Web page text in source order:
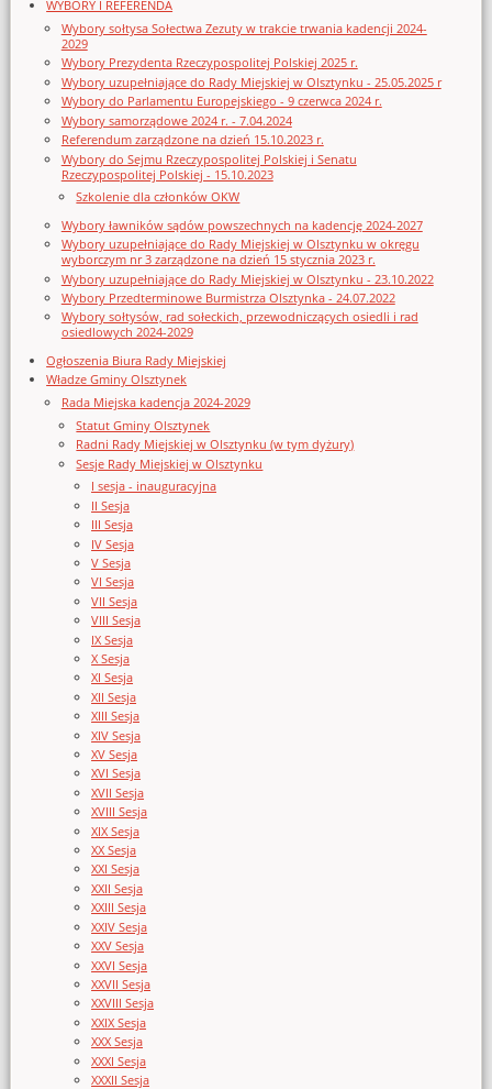
WYBORY I REFERENDA
Wybory sołtysa Sołectwa Zezuty w trakcie trwania kadencji 2024-
2029
Wybory Prezydenta Rzeczypospolitej Polskiej 2025 r.
Wybory uzupełniające do Rady Miejskiej w Olsztynku - 25.05.2025 r
Wybory do Parlamentu Europejskiego - 9 czerwca 2024 r.
Wybory samorządowe 2024 r. - 7.04.2024
Referendum zarządzone na dzień 15.10.2023 r.
Wybory do Sejmu Rzeczypospolitej Polskiej i Senatu
Rzeczypospolitej Polskiej - 15.10.2023
Szkolenie dla członków OKW
Wybory ławników sądów powszechnych na kadencję 2024-2027
Wybory uzupełniające do Rady Miejskiej w Olsztynku w okręgu
wyborczym nr 3 zarządzone na dzień 15 stycznia 2023 r.
Wybory uzupełniające do Rady Miejskiej w Olsztynku - 23.10.2022
Wybory Przedterminowe Burmistrza Olsztynka - 24.07.2022
Wybory sołtysów, rad sołeckich, przewodniczących osiedli i rad
osiedlowych 2024-2029
Ogłoszenia Biura Rady Miejskiej
Władze Gminy Olsztynek
Rada Miejska kadencja 2024-2029
Statut Gminy Olsztynek
Radni Rady Miejskiej w Olsztynku (w tym dyżury)
Sesje Rady Miejskiej w Olsztynku
I sesja - inauguracyjna
II Sesja
III Sesja
IV Sesja
V Sesja
VI Sesja
VII Sesja
VIII Sesja
IX Sesja
X Sesja
XI Sesja
XII Sesja
XIII Sesja
XIV Sesja
XV Sesja
XVI Sesja
XVII Sesja
XVIII Sesja
XIX Sesja
XX Sesja
XXI Sesja
XXII Sesja
XXIII Sesja
XXIV Sesja
XXV Sesja
XXVI Sesja
XXVII Sesja
XXVIII Sesja
XXIX Sesja
XXX Sesja
XXXI Sesja
XXXII Sesja